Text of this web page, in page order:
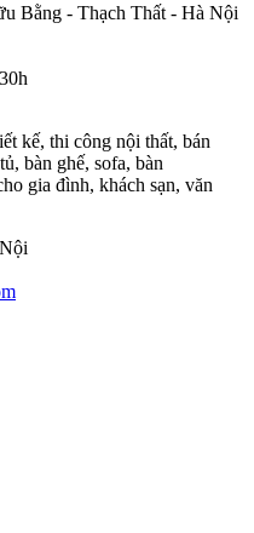
Bằng - Thạch Thất - Hà Nội
kế, thi công nội thất, bán
bàn ghế, sofa, bàn
gia đình, khách sạn, văn